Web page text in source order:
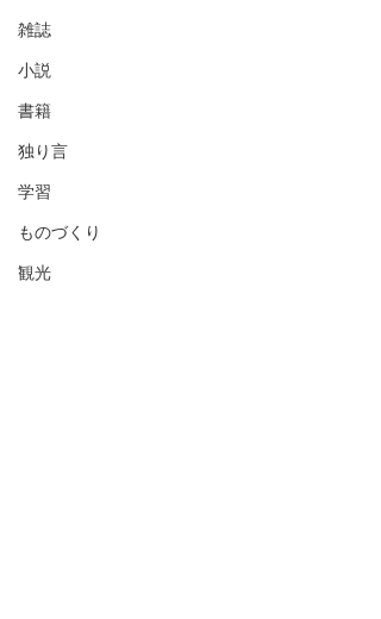
雑誌
小説
書籍
独り言
学習
ものづくり
観光